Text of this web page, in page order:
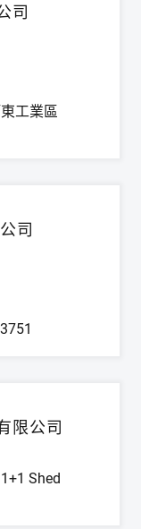
司
工業區
司
限公司
Shed